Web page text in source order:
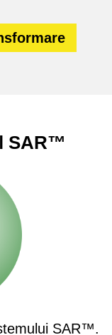
SAR™
SAR™.